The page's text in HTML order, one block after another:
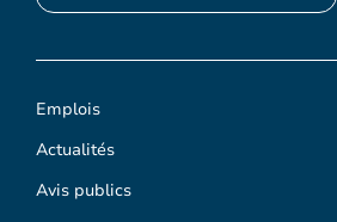
Emplois
Actualités
Avis publics